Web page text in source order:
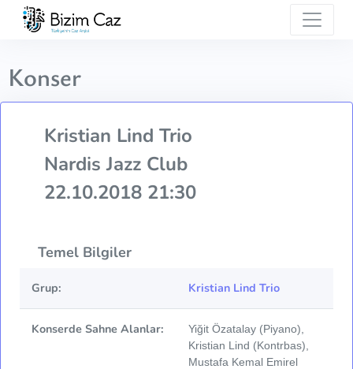
Konser
Kristian Lind Trio
Nardis Jazz Club
22.10.2018 21:30
Temel Bilgiler
Grup: Kristian Lind Trio
Konserde Sahne Alanlar:
Yiğit Özatalay (Piyano),
Kristian Lind (Kontrbas),
Mustafa Kemal Emirel